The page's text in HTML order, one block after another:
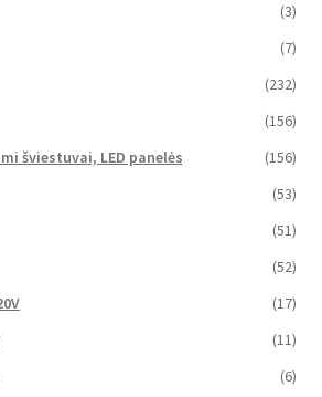
(3)
(7)
(232)
(156)
šviestuvai, LED panelės
(156)
(53)
(51)
(52)
(17)
(11)
(6)